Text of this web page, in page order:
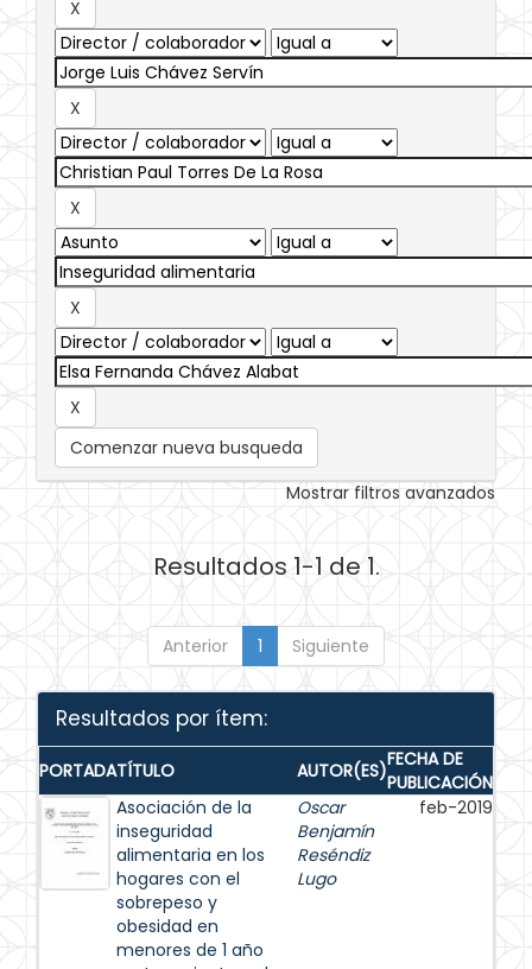
Comenzar nueva busqueda
Mostrar filtros avanzados
Resultados 1-1 de 1.
Anterior 1 Siguiente
Resultados por ítem:
PORTADATÍTULO AUTOR(ES)FECHA DE
PUBLICACIÓN
Asociación de la
inseguridad
alimentaria en los
hogares con el
sobrepeso y
obesidad en
menores de 1 año
Oscar
Benjamín
Reséndiz
Lugo
feb-2019